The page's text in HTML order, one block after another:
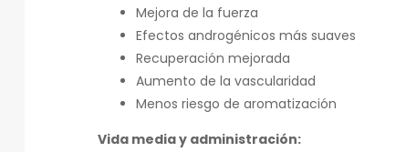
Mejora de la fuerza
Efectos androgénicos más suaves
Recuperación mejorada
Aumento de la vascularidad
Menos riesgo de aromatización
Vida media y administración: